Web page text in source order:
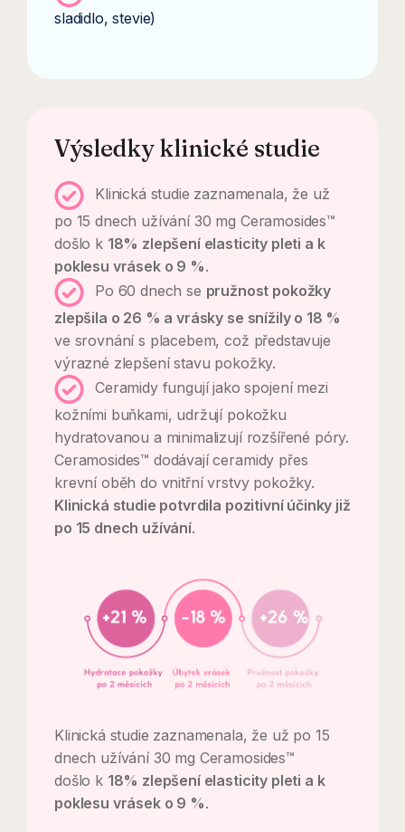
sladidlo, stevie)
Výsledky klinické studie
Klinická studie zaznamenala, že už
po 15 dnech užívání 30 mg Ceramosides™
došlo k 18% zlepšení elasticity pleti a k
poklesu vrásek o 9 %.
Po 60 dnech se pružnost pokožky
zlepšila o 26 % a vrásky se snížily o 18 %
ve srovnání s placebem, což představuje
výrazné zlepšení stavu pokožky.
Ceramidy fungují jako spojení mezi
kožními buňkami, udržují pokožku
hydratovanou a minimalizují rozšířené póry.
Ceramosides™ dodávají ceramidy přes
krevní oběh do vnitřní vrstvy pokožky.
Klinická studie potvrdila pozitivní účinky již
po 15 dnech užívání.
Klinická studie zaznamenala, že už po 15
dnech užívání 30 mg Ceramosides™
došlo k 18% zlepšení elasticity pleti a k
poklesu vrásek o 9 %.